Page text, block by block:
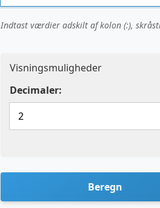
Indtast værdier adskilt af kolon (:),
Visningsmuligheder
Decimaler:
Beregn